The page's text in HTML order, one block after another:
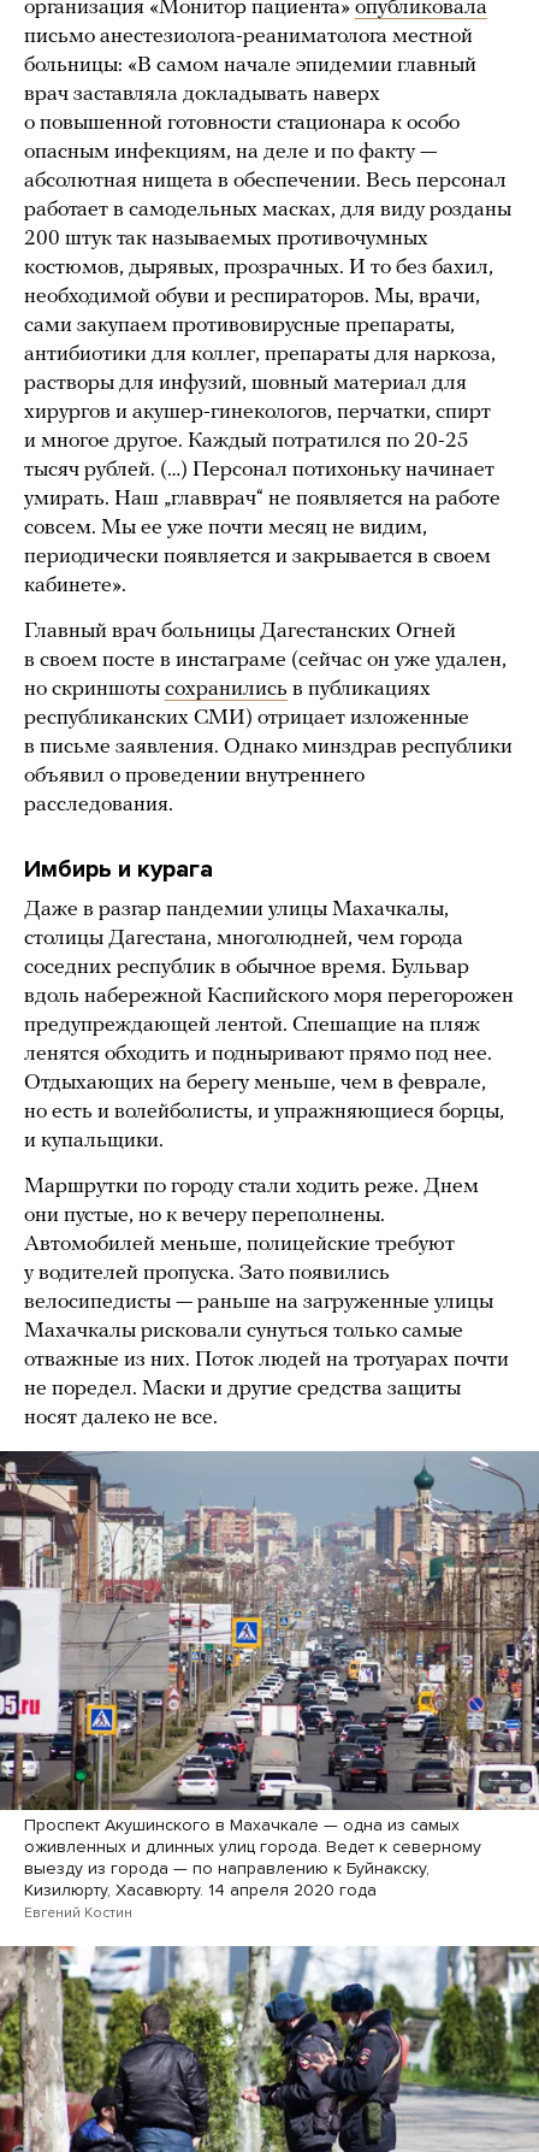
организация «Монитор пациента» опубликовала
письмо анестезиолога-реаниматолога местной
больницы: «В самом начале эпидемии главный
врач заставляла докладывать наверх
о повышенной готовности стационара к особо
опасным инфекциям, на деле и по факту —
абсолютная нищета в обеспечении. Весь персонал
работает в самодельных масках, для виду розданы
200 штук так называемых противочумных
костюмов, дырявых, прозрачных. И то без бахил,
необходимой обуви и респираторов. Мы, врачи,
сами закупаем противовирусные препараты,
антибиотики для коллег, препараты для наркоза,
растворы для инфузий, шовный материал для
хирургов и акушер-гинекологов, перчатки, спирт
и многое другое. Каждый потратился по 20-25
тысяч рублей. (…) Персонал потихоньку начинает
умирать. Наш „главврач“ не появляется на работе
совсем. Мы ее уже почти месяц не видим,
периодически появляется и закрывается в своем
кабинете».
Главный врач больницы Дагестанских Огней
в своем посте в инстаграме (сейчас он уже удален,
но скриншоты сохранились в публикациях
республиканских СМИ) отрицает изложенные
в письме заявления. Однако минздрав республики
объявил о проведении внутреннего
расследования.
Имбирь и курага
Даже в разгар пандемии улицы Махачкалы,
столицы Дагестана, многолюдней, чем города
соседних республик в обычное время. Бульвар
вдоль набережной Каспийского моря перегорожен
предупреждающей лентой. Спешащие на пляж
ленятся обходить и подныривают прямо под нее.
Отдыхающих на берегу меньше, чем в феврале,
но есть и волейболисты, и упражняющиеся борцы,
и купальщики.
Маршрутки по городу стали ходить реже. Днем
они пустые, но к вечеру переполнены.
Автомобилей меньше, полицейские требуют
у водителей пропуска. Зато появились
велосипедисты — раньше на загруженные улицы
Махачкалы рисковали сунуться только самые
отважные из них. Поток людей на тротуарах почти
не поредел. Маски и другие средства защиты
носят далеко не все.
Проспект Акушинского в Махачкале — одна из самых
оживленных и длинных улиц города. Ведет к северному
выезду из города — по направлению к Буйнакску,
Кизилюрту, Хасавюрту. 14 апреля 2020 года
Евгений Костин